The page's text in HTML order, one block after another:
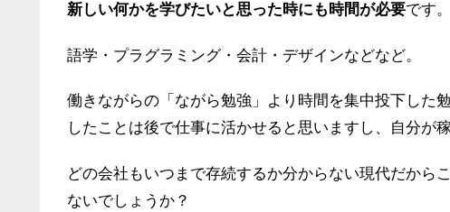
新しい何かを学びたいと思った時にも時間が必要です。
語学・プラグラミング・会計・デザインなどなど。
働きながらの「ながら勉強」より時間を集中投下した
したことは後で仕事に活かせると思いますし、自分が
どの会社もいつまで存続するか分からない現代だから
ないでしょうか？